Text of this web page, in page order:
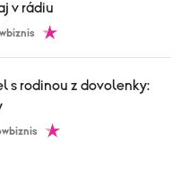
v rádiu
s rodinou z dovolenky: